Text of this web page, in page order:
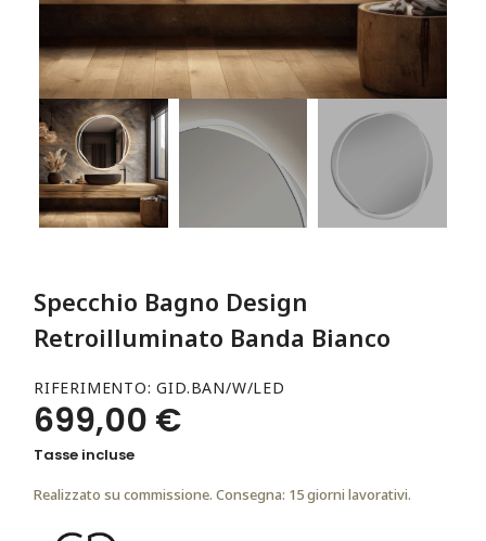
Specchio Bagno Design
Retroilluminato Banda Bianco
RIFERIMENTO GID.BAN/W/LED
699,00 €
Tasse incluse
Realizzato su commissione. Consegna: 15 giorni lavorativi.